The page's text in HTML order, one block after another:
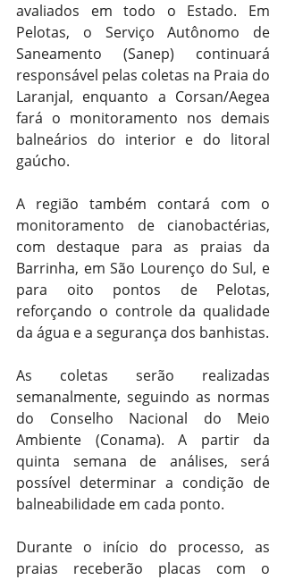
avaliados em todo o Estado. Em
Pelotas, o Serviço Autônomo de
Saneamento (Sanep) continuará
responsável pelas coletas na Praia do
Laranjal, enquanto a Corsan/Aegea
fará o monitoramento nos demais
balneários do interior e do litoral
gaúcho.
A região também contará com o
monitoramento de cianobactérias,
com destaque para as praias da
Barrinha, em São Lourenço do Sul, e
para oito pontos de Pelotas,
reforçando o controle da qualidade
da água e a segurança dos banhistas.
As coletas serão realizadas
semanalmente, seguindo as normas
do Conselho Nacional do Meio
Ambiente (Conama). A partir da
quinta semana de análises, será
possível determinar a condição de
balneabilidade em cada ponto.
Durante o início do processo, as
praias receberão placas com o